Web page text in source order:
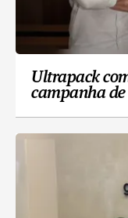
Ultrapack
campanha